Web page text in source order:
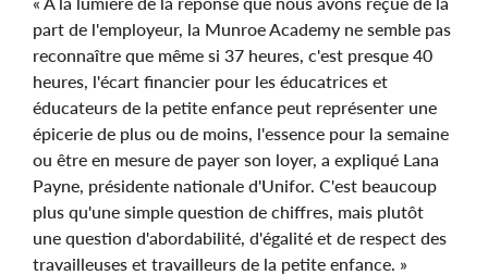
part de l'employeur, la Munroe Academy ne semble pas
reconnaître que même si 37 heures, c'est presque 40
heures, l'écart financier pour les éducatrices et
éducateurs de la petite enfance peut représenter une
épicerie de plus ou de moins, l'essence pour la semaine
ou être en mesure de payer son loyer, a expliqué Lana
Payne, présidente nationale d'Unifor. C'est beaucoup
plus qu'une simple question de chiffres, mais plutôt
une question d'abordabilité, d'égalité et de respect des
travailleuses et travailleurs de la petite enfance. »